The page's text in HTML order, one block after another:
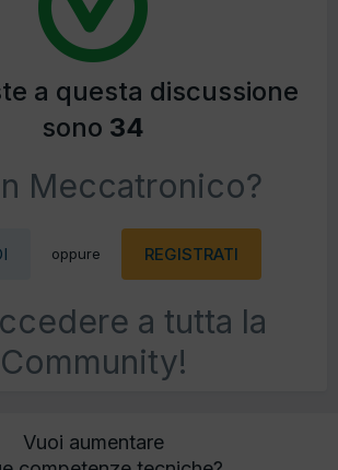
a questa discussione
sono 34
Meccatronico?
oppure REGISTRATI
a tutta la
Community!
Vuoi aumentare